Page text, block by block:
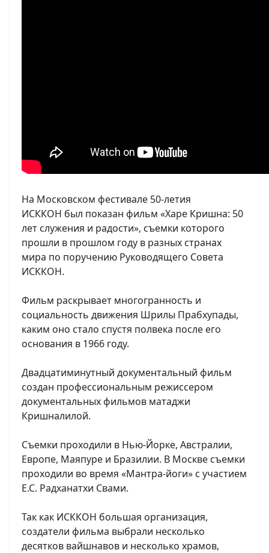
На Московском фестивале 50-летия
ИСККОН был показан фильм «Харе Кришна: 50
лет служения и радости», съемки которого
прошли в прошлом году в разных странах
мира по поручению Руководящего Совета
ИСККОН.
Фильм раскрывает многогранность и
социальность движения Шрилы Прабхупады,
каким оно стало спустя полвека после его
основания в 1966 году.
Двадцатиминутный документальный фильм
создан профессиональным режиссером
документальных фильмов матаджи
Кришналилой.
Съемки проходили в Нью-Йорке, Австралии,
Европе, Маяпуре и Бразилии. В Москве съемки
проходили во время «Мантра-йоги» с участием
Е.С. Радханатхи Свами.
Так как ИСККОН большая организация,
создатели фильма выбрали несколько
десятков вайшнавов и несколько храмов,